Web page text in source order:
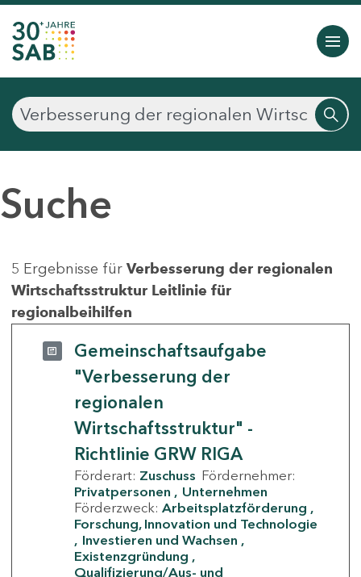
Suche
5 Ergebnisse für Verbesserung der regionalen
Wirtschaftsstruktur Leitlinie für
regionalbeihilfen
Gemeinschaftsaufgabe
"Verbesserung der
regionalen
Wirtschaftsstruktur" -
Richtlinie GRW RIGA
Förderart: Zuschuss Fördernehmer:
Privatpersonen
Unternehmen
Förderzweck: Arbeitsplatzförderung
Forschung, Innovation und Technologie
Investieren und Wachsen
Existenzgründung
Qualifizierung/Aus- und